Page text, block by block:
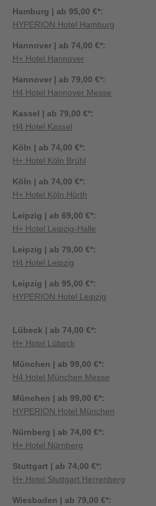
Hamburg | ab 95,00 €*:
HYPERION Hotel Hamburg
Hannover | ab 74,00 €*:
H+ Hotel Hannover
Hannover | ab 79,00 €*:
H4 Hotel Hannover Messe
Kassel | ab 79,00 €*:
H4 Hotel Kassel
Köln | ab 74,00 €*:
H+ Hotel Köln Brühl
Köln | ab 74,00 €*:
H+ Hotel Köln Hürth
Leipzig | ab 69,00 €*:
H+ Hotel Leipzig-Halle
Leipzig | ab 79,00 €*:
H4 Hotel Leipzig
Leipzig | ab 95,00 €*:
HYPERION Hotel Leipzig
Lübeck | ab 74,00 €*:
H+ Hotel Lübeck
München | ab 99,00 €*:
H4 Hotel München Messe
München | ab 99,00 €*:
HYPERION Hotel München
Nürnberg | ab 74,00 €*:
H+ Hotel Nürnberg
Stuttgart | ab 74,00 €*:
H+ Hotel Stuttgart Herrenberg
Wiesbaden | ab 79,00 €*: